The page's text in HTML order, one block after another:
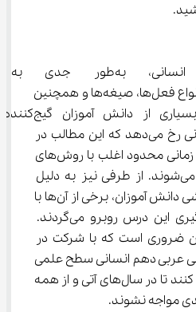
کتاب عربی دهم انسانی،
می‌پردازد و مباحثی مانند انواع فعل‌ها، صیغه‌ها و همچنین
ترکیبات دستوری برای بسیاری از دانش ‌آموزان گیج‌کننده
می‌شود. مشکل اصلی زمانی رخ می‌دهد که این مطالب در
یک کلاس درس عمومی با زمانی محدود اغلب با روش‌های
خشک و حفظی تدریس می‌شوند. از طرفی نیز به دلیل
تفاوت سطح علمی و آموزشی دانش آموزان، برخی از آن‌ها با
مشکلات بیشتری در یادگیری این درس روبرو می‌گردند.
ضروری است که با شرکت در
عربی دهم انسانی سطح علمی
خود را در این درس تقویت کنند تا در سال‌های آتی و از همه